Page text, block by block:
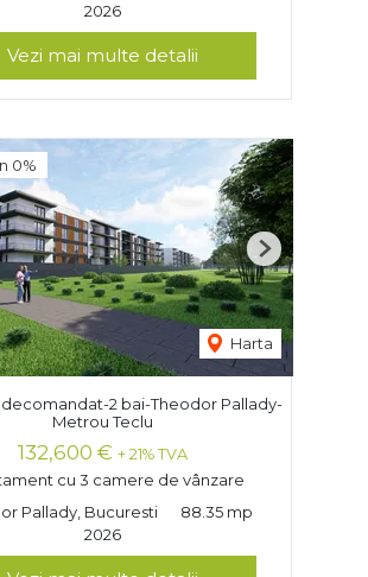
2026
Vezi mai multe detalii
0%
Harta
Next
2 bai-Theodor Pallady-
Metrou Teclu
132,600 € + 21% TVA
cu 3 camere de vânzare
Pallady, Bucuresti
88.35 mp
2026